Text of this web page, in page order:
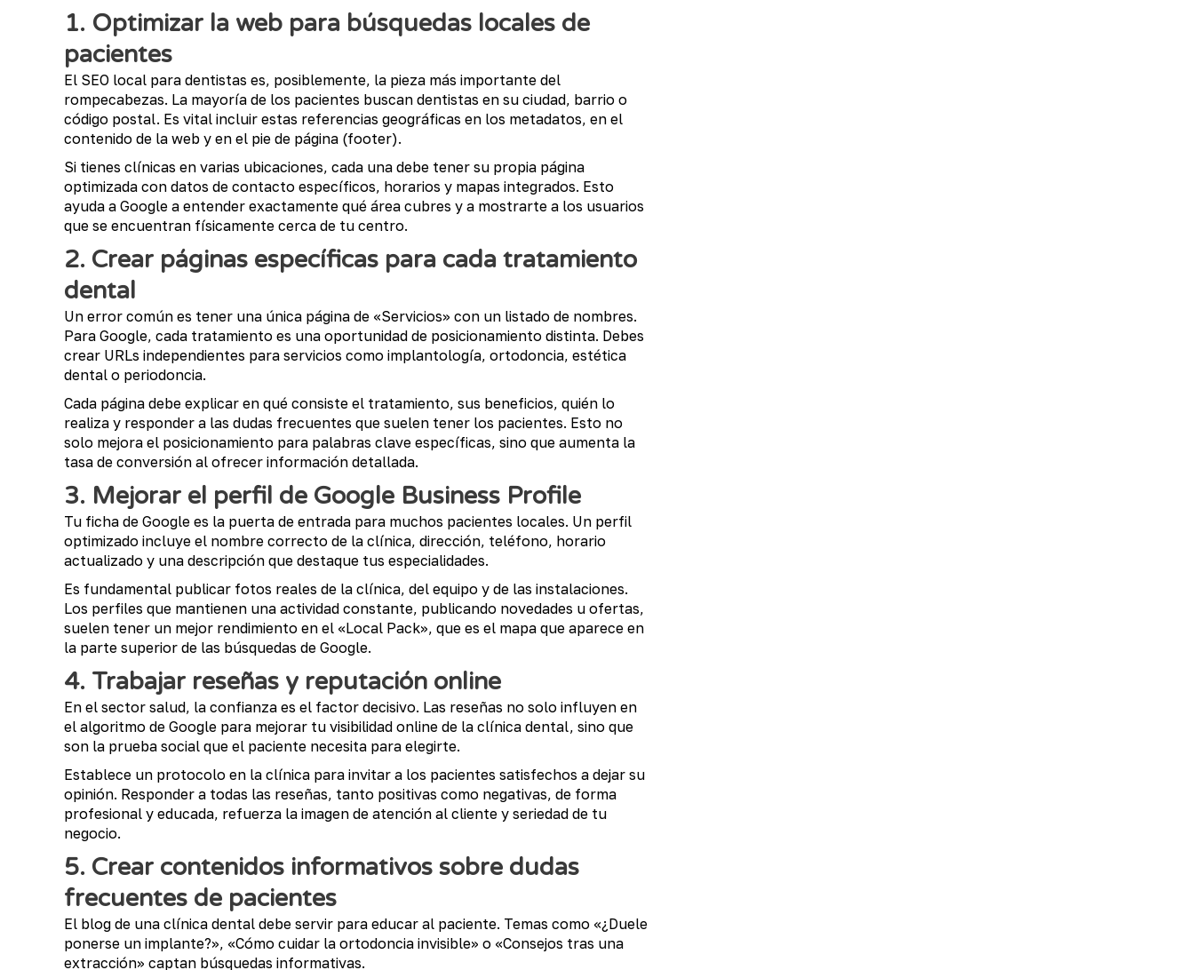
1. Optimizar la web para búsquedas locales de
pacientes
El SEO local para dentistas es, posiblemente, la pieza más importante del
rompecabezas. La mayoría de los pacientes buscan dentistas en su ciudad, barrio o
código postal. Es vital incluir estas referencias geográficas en los metadatos, en el
contenido de la web y en el pie de página (footer).
Si tienes clínicas en varias ubicaciones, cada una debe tener su propia página
optimizada con datos de contacto específicos, horarios y mapas integrados. Esto
ayuda a Google a entender exactamente qué área cubres y a mostrarte a los usuarios
que se encuentran físicamente cerca de tu centro.
2. Crear páginas específicas para cada tratamiento
dental
Un error común es tener una única página de «Servicios» con un listado de nombres.
Para Google, cada tratamiento es una oportunidad de posicionamiento distinta. Debes
crear URLs independientes para servicios como implantología, ortodoncia, estética
dental o periodoncia.
Cada página debe explicar en qué consiste el tratamiento, sus beneficios, quién lo
realiza y responder a las dudas frecuentes que suelen tener los pacientes. Esto no
solo mejora el posicionamiento para palabras clave específicas, sino que aumenta la
tasa de conversión al ofrecer información detallada.
3. Mejorar el perfil de Google Business Profile
Tu ficha de Google es la puerta de entrada para muchos pacientes locales. Un perfil
optimizado incluye el nombre correcto de la clínica, dirección, teléfono, horario
actualizado y una descripción que destaque tus especialidades.
Es fundamental publicar fotos reales de la clínica, del equipo y de las instalaciones.
Los perfiles que mantienen una actividad constante, publicando novedades u ofertas,
suelen tener un mejor rendimiento en el «Local Pack», que es el mapa que aparece en
la parte superior de las búsquedas de Google.
4. Trabajar reseñas y reputación online
En el sector salud, la confianza es el factor decisivo. Las reseñas no solo influyen en
el algoritmo de Google para mejorar tu visibilidad online de la clínica dental, sino que
son la prueba social que el paciente necesita para elegirte.
Establece un protocolo en la clínica para invitar a los pacientes satisfechos a dejar su
opinión. Responder a todas las reseñas, tanto positivas como negativas, de forma
profesional y educada, refuerza la imagen de atención al cliente y seriedad de tu
negocio.
5. Crear contenidos informativos sobre dudas
frecuentes de pacientes
El blog de una clínica dental debe servir para educar al paciente. Temas como «¿Duele
ponerse un implante?», «Cómo cuidar la ortodoncia invisible» o «Consejos tras una
extracción» captan búsquedas informativas.